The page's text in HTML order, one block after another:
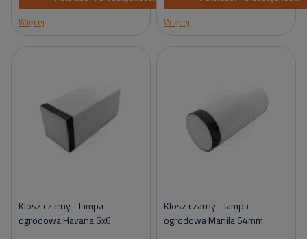
Więcej
Więcej
Klosz czarny - lampa
ogrodowa Havana 6x6
Klosz czarny - lampa
ogrodowa Manila 64mm